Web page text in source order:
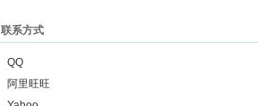
联系方式
QQ
阿里旺旺